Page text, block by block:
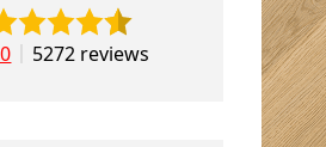
5272 reviews